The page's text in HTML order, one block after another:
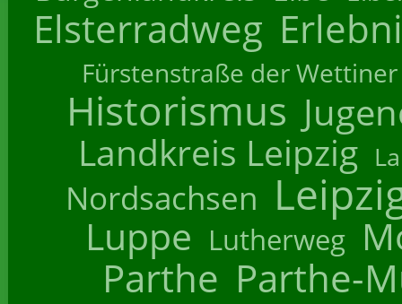
Elsterradweg
Fürstenstraße der Wettiner
Historismus
Landkreis Leipzig
Nordsachsen
Luppe Lutherweg
Parthe Parthe-